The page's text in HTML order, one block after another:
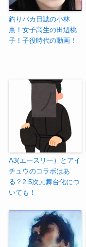
釣りバカ日誌の小林
薫！女子高生の田辺桃
子！子役時代の動画！
A3(エースリー）とアイ
チュウのコラボはあ
る？2.5次元舞台化につ
いても！